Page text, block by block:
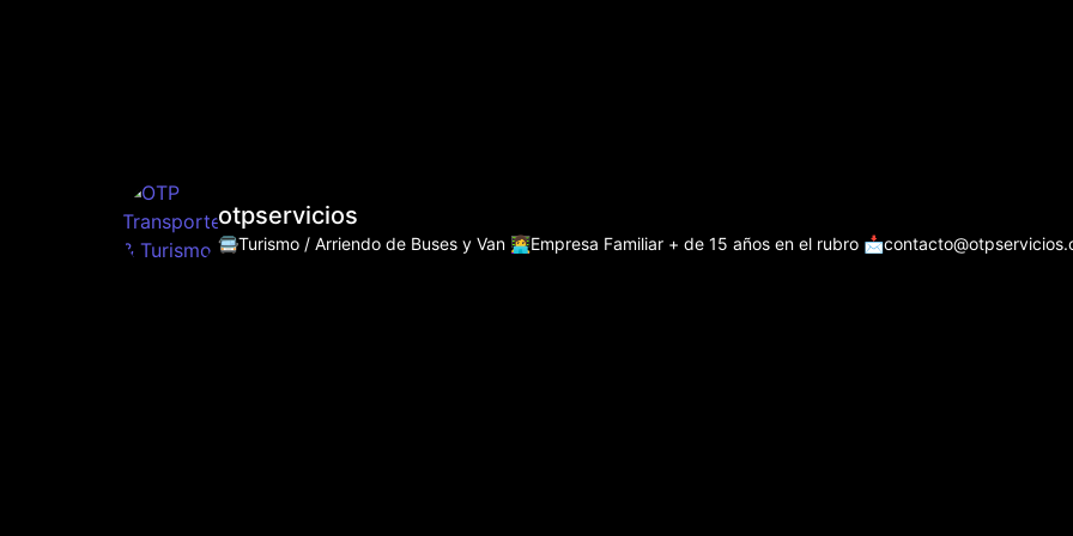
otpservicios
🚍Turismo / Arriendo de Buses y Van 👩‍💻Empresa Familiar + de 15 años en el rubro